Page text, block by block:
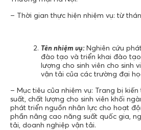
– Thời gian thực hiện nhiệm vụ: từ
Tên nhiệm vụ:Nghiên cứu
đào tạo và triển khai đào
lượng cho sinh viên cho sinh
vận tải của các trường đại
– Mục tiêu của nhiệm vụ: Trang bị
suất, chất lượng cho sinh viên khối
phát triển nguồn nhân lực cho hoạt
phần nâng cao năng suất quốc gia,
tải, doanh nghiệp vận tải.